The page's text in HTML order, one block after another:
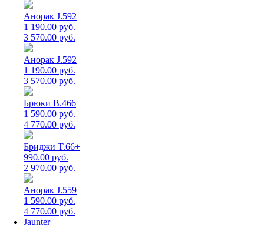
Анорак J.592
1 190.00 руб.
3 570.00 руб.
Анорак J.592
1 190.00 руб.
3 570.00 руб.
Брюки B.466
1 590.00 руб.
4 770.00 руб.
Бриджи T.66+
990.00 руб.
2 970.00 руб.
Анорак J.559
1 590.00 руб.
4 770.00 руб.
Jaunter